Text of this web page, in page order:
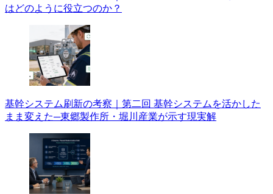
はどのように役立つのか？
基幹システム刷新の考察｜第二回 基幹システムを活かした
まま変えた─東郷製作所・堀川産業が示す現実解